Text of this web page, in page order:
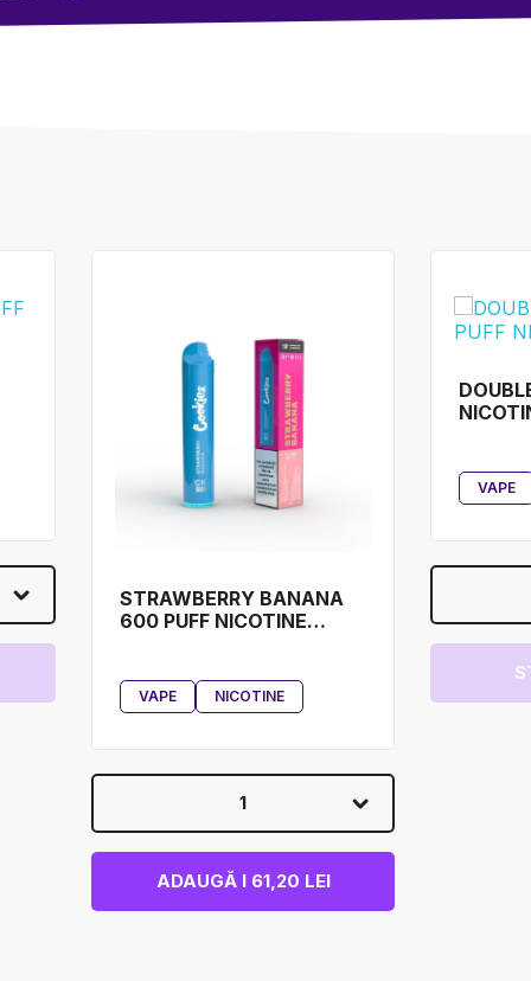
STRAWBERRY BANANA
600 PUFF NICOTINE
VAPE NICOTINE
1
ADAUGĂ I 61,20 LEI
VAPE